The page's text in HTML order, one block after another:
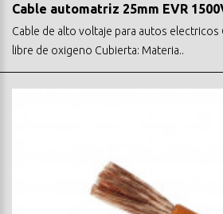
Cable automatriz 25mm EVR
Cable de alto voltaje para autos
libre de oxigeno Cubierta: Materia..